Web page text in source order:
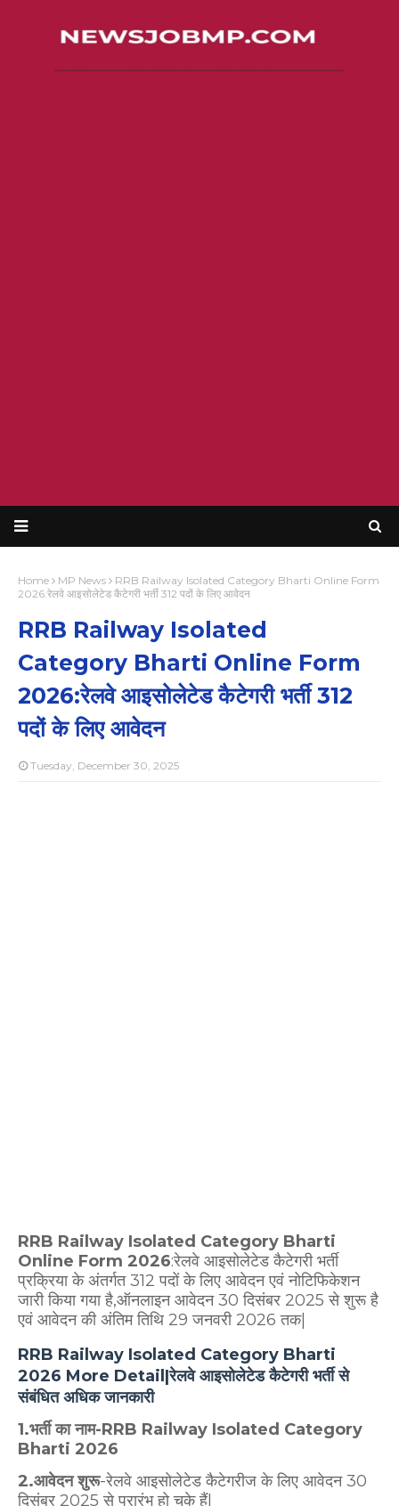
Home MP News
RRB Railway Isolated Category Bharti Online Form
2026:रेलवे आइसोलेटेड कैटेगरी भर्ती 312 पदों के लिए आवेदन
RRB Railway Isolated
Category Bharti Online Form
2026:रेलवे आइसोलेटेड कैटेगरी भर्ती 312
पदों के लिए आवेदन
Tuesday, December 30, 2025
RRB Railway Isolated Category Bharti
Online Form 2026:रेलवे आइसोलेटेड कैटेगरी भर्ती
प्रक्रिया के अंतर्गत 312 पदों के लिए आवेदन एवं नोटिफिकेशन
जारी किया गया है,ऑनलाइन आवेदन 30 दिसंबर 2025 से शुरू है
एवं आवेदन की अंतिम तिथि 29 जनवरी 2026 तक|
RRB Railway Isolated Category Bharti
2026 More Detail|रेलवे आइसोलेटेड कैटेगरी भर्ती से
संबंधित अधिक जानकारी
1.भर्ती का नाम-RRB Railway Isolated Category
Bharti 2026
2.आवेदनशुरू-रेलवे आइसोलेटेड कैटेगरीज के लिए आवेदन 30
दिसंबर 2025 से प्रारंभ हो चुके हैं|